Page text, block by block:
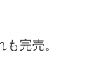
完売。